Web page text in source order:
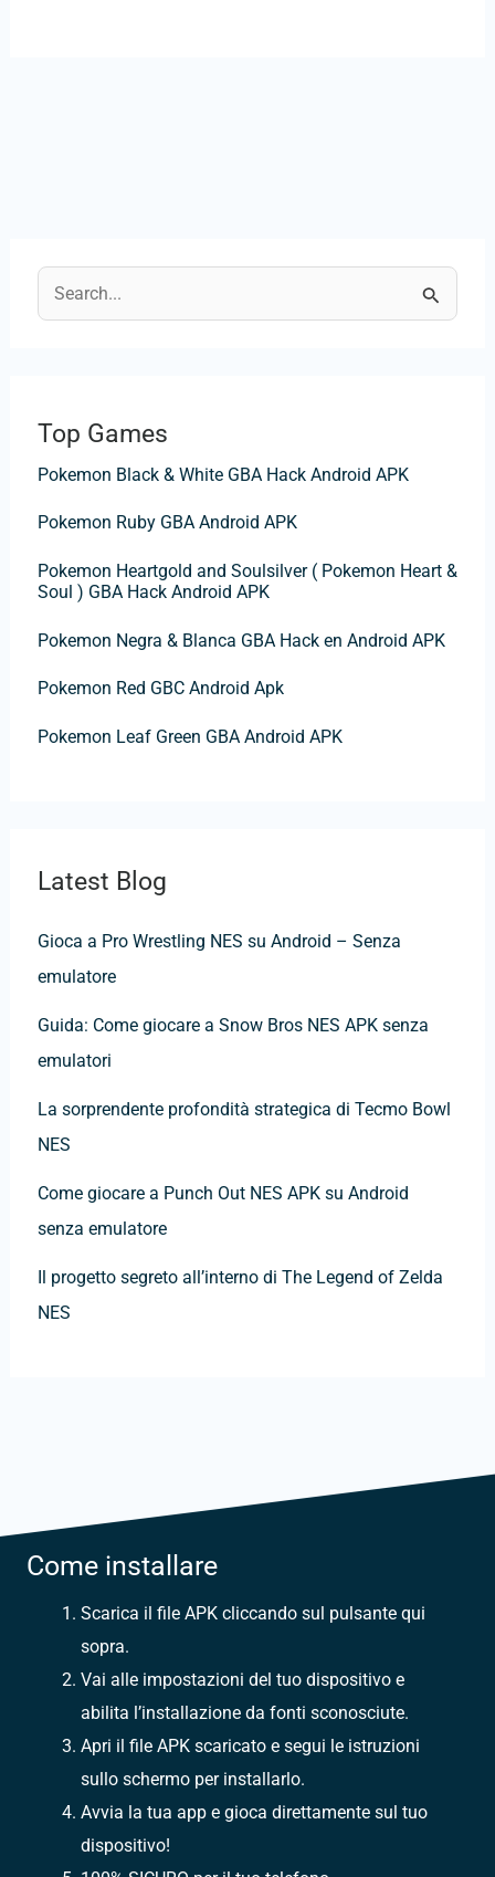
a
:
Top Games
Pokemon Black & White GBA Hack Android APK
Pokemon Ruby GBA Android APK
Pokemon Heartgold and Soulsilver ( Pokemon Heart &
Soul ) GBA Hack Android APK
Pokemon Negra & Blanca GBA Hack en Android APK
Pokemon Red GBC Android Apk
Pokemon Leaf Green GBA Android APK
Latest Blog
Gioca a Pro Wrestling NES su Android – Senza
emulatore
Guida: Come giocare a Snow Bros NES APK senza
emulatori
La sorprendente profondità strategica di Tecmo Bowl
NES
Come giocare a Punch Out NES APK su Android
senza emulatore
Il progetto segreto all’interno di The Legend of Zelda
NES
Come installare
Scarica il file APK cliccando sul pulsante qui
sopra.
Vai alle impostazioni del tuo dispositivo e
abilita l’installazione da fonti sconosciute.
Apri il file APK scaricato e segui le istruzioni
sullo schermo per installarlo.
Avvia la tua app e gioca direttamente sul tuo
dispositivo!